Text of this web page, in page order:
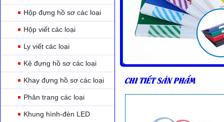
Hộp đựng hồ sơ các loại
Hộp viết các loại
Ly viết các loại
Kệ đựng hồ sơ các loại
Khay đựng hồ sơ các loại
Phân trang các loại
Khung hình-đèn LED
CHI TIẾT SẢN PHẨM